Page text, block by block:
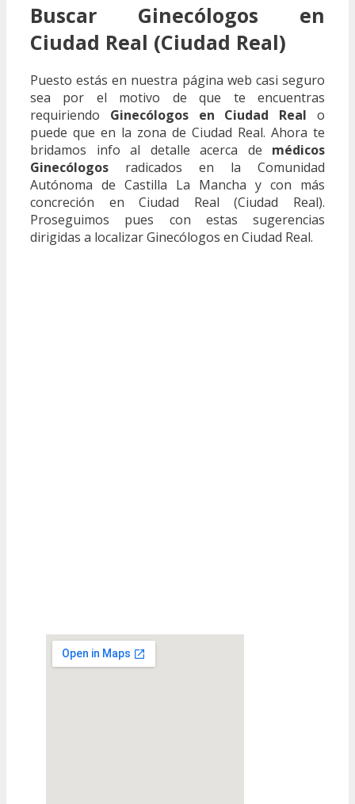
Buscar Ginecólogos en
Ciudad Real (Ciudad Real)
Puesto estás en nuestra página web casi seguro
sea por el motivo de que te encuentras
requiriendo Ginecólogos en Ciudad Real o
puede que en la zona de Ciudad Real. Ahora te
bridamos info al detalle acerca de médicos
Ginecólogos radicados en la Comunidad
Autónoma de Castilla La Mancha y con más
concreción en Ciudad Real (Ciudad Real).
Proseguimos pues con estas sugerencias
dirigidas a localizar Ginecólogos en Ciudad Real.